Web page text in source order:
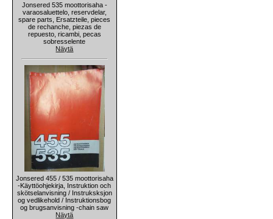
Jonsered 535 moottorisaha -
varaosaluettelo, reservdelar,
spare parts, Ersatzteile, pieces
de rechanche, piezas de
repuesto, ricambi, pecas
sobresselente
Näytä
Jonsered 455 / 535 moottorisaha
-Käyttöohjekirja, Instruktion och
skötselanvisning / Instruksksjon
og vedlikehold / Instruktionsbog
og brugsanvisning -chain saw
Näytä